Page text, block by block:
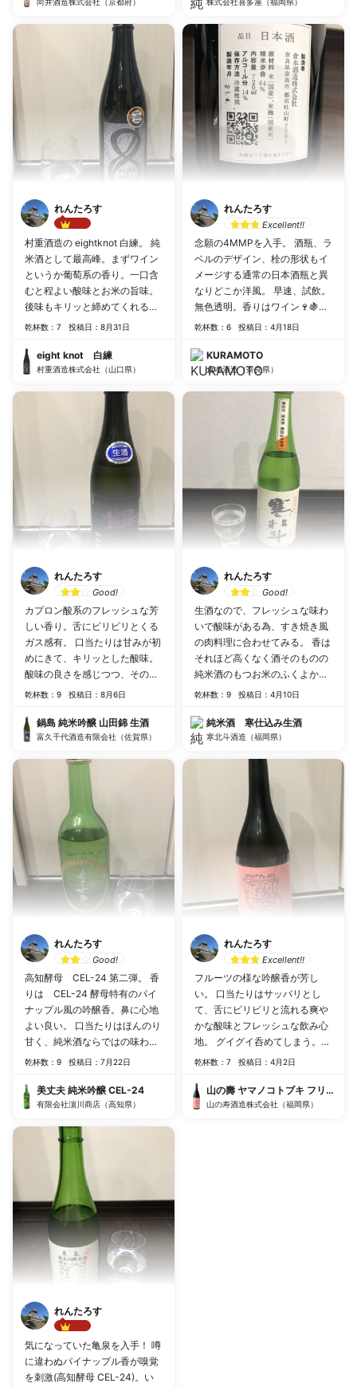
れんたろす
村重酒造の eightknot 白練。 純
米酒として最高峰。まずワイン
というか葡萄系の香り。一口含
むと程よい酸味とお米の旨味。
後味もキリッと締めてくれる辛
口。 肉料理全般に合う感じ。ズ
常備したい一品。オススメ‼︎
乾杯数：7 投稿日：8月31日
eight knot 白練
村重酒造株式会社（山口県）
れんたろす
Good!
カプロン酸系のフレッシュな芳
しい香り。舌にピリピリとくる
ガス感有。 口当たりは甘みが初
めにきて、キリッとした酸味。
酸味の良さを感じつつ、その後
はスーッと水の様に引いてい
乾杯数：9 投稿日：8月6日
鍋島 純米吟醸 山田錦 生酒
富久千代酒造有限会社（佐賀県）
れんたろす
Good!
高知酵母 CEL-24 第二弾。 香
りは CEL-24 酵母特有のパイ
ナップル風の吟醸香。鼻に心地
よい良い。 口当たりはほんのり
甘く、純米酒ならではの味わい
を感じつつ程よい酸味では締め
ズなんかをつまみに飲んでもい
いかも。
乾杯数：9 投稿日：7月22日
美丈夫 純米吟醸 CEL-24
有限会社濵川商店（高知県）
れんたろす
気になっていた亀泉を入手！ 噂
に違わぬパイナップル香が嗅覚
を刺激(高知酵母 CEL-24)。い
いになった様な気がする。これ
れんたろす
Excellent!!
念願の4MMPを入手。 酒瓶、ラ
ベルのデザイン、栓の形状もイ
メージする通常の日本酒瓶と異
なりどこか洋風。 早速、試飲。
無色透明。香りはワイン🍷🍇に
近い感じがするが、そこまで強
と口当たりに程良く入り、スッ
キリとした味わいと酸味でお米
に、杜氏の技術を感じる(純米酒
にしてはお高い値段はその為
か？)。 敢えて濃厚なお好み焼
きに合わせてみる。 純米酒の芳
醇な味わいはお好み焼きに負け
ず、後味スッキリ。 噂に違わな
い味だった😆 買って後悔しな
い一品。オススメ❗️
乾杯数：6 投稿日：4月18日
KURAMOTO
倉本酒造（奈良県）
れんたろす
Good!
生酒なので、フレッシュな味わ
いで酸味がある為、すき焼き風
の肉料理に合わせてみる。 香は
それほど高くなく酒そのものの
純米酒のもつお米のふくよかな
味わいが、肉料理の邪魔になら
みほろ酔いで楽しめる。 食中の
普段酒としてはいいお酒👍
乾杯数：9 投稿日：4月10日
純米酒 寒仕込み生酒
寒北斗酒造（福岡県）
れんたろす
Excellent!!
フルーツの様な吟醸香が芳し
い。 口当たりはサッパリとし
て、舌にピリピリと流れる爽や
かな酸味とフレッシュな飲み心
地。 グイグイ呑めてしまう。
食前酒として良いのではないか
オススメ❗️
乾杯数：7 投稿日：4月2日
山の壽 ヤマノコトブキ フリークス
山の寿酒造株式会社（福岡県）